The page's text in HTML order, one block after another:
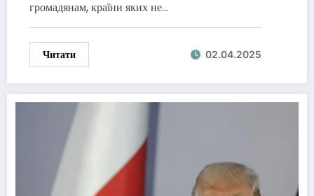
громадянам, країни яких не…
Читати 02.04.2025